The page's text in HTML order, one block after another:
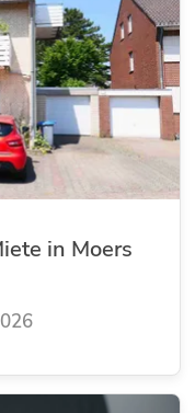
in Moers